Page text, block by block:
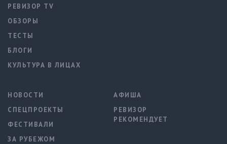
РЕВИЗОР TV
ОБЗОРЫ
ТЕСТЫ
БЛОГИ
КУЛЬТУРА В ЛИЦАХ
НОВОСТИ
СПЕЦПРОЕКТЫ
ФЕСТИВАЛИ
ЗА РУБЕЖОМ
АФИША
РЕВИЗОР
РЕКОМЕНДУЕТ